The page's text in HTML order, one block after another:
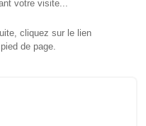
d’utilisation